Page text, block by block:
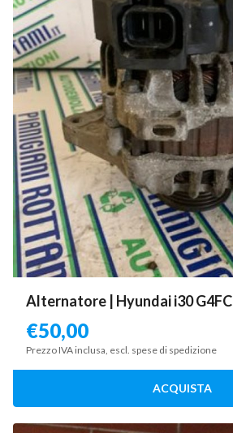
Alternatore | Hyundai i30 G4FC
€50,00
Prezzo IVA inclusa, escl. spese di spedizione
ACQUISTA